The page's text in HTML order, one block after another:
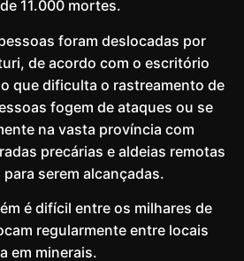
11.000 mortes.
foram deslocadas por
de acordo com o escritório
que dificulta o rastreamento de
fogem de ataques ou se
na vasta província com
precárias e aldeias remotas
serem alcançadas.
é difícil entre os milhares de
regularmente entre locais
em minerais.